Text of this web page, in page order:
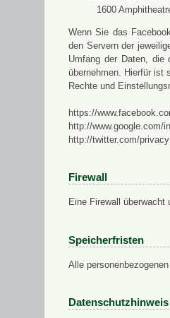
1600
Wenn Sie das
den Servern der
Umfang der Daten, die
übernehmen. Hierfür ist
Rechte und
https://
http://www.google.com/
http://twitter.com/privacy
Firewall
Eine Firewall
Speicherfristen
Alle
Datenschutzhinweis